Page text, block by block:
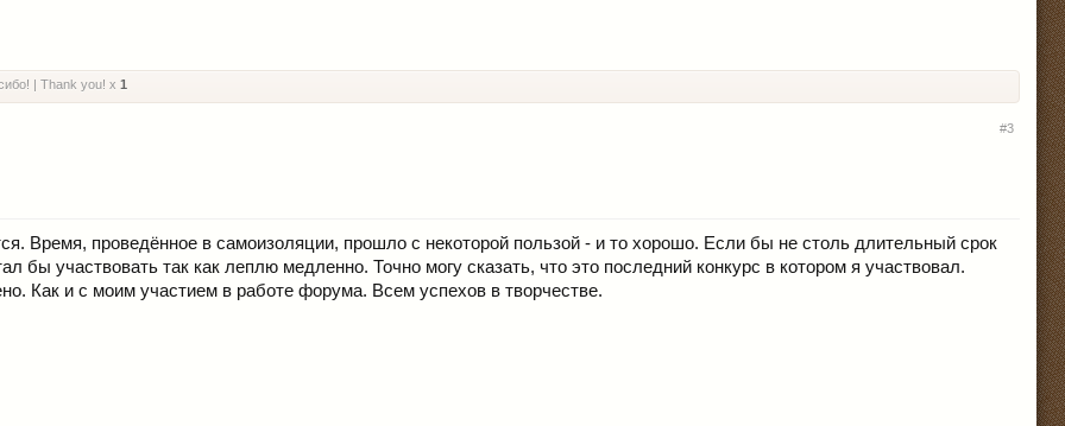
| Thank you! x 1
#3
Время, проведённое в самоизоляции, прошло с некоторой пользой - и то хорошо. Если бы не столь длительный срок
бы участвовать так как леплю медленно. Точно могу сказать, что это последний конкурс в котором я участвовал.
Как и с моим участием в работе форума. Всем успехов в творчестве.